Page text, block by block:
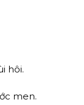
hôi.
men.